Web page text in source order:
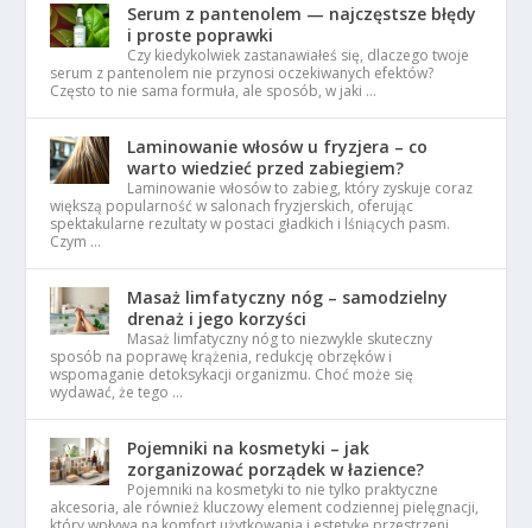
Serum z pantenolem — najczęstsze błędy
i proste poprawki
Czy kiedykolwiek zastanawiałeś się, dlaczego twoje
serum z pantenolem nie przynosi oczekiwanych efektów?
Często to nie sama formuła, ale sposób, w jaki …
Laminowanie włosów u fryzjera – co
warto wiedzieć przed zabiegiem?
Laminowanie włosów to zabieg, który zyskuje coraz
większą popularność w salonach fryzjerskich, oferując
spektakularne rezultaty w postaci gładkich i lśniących pasm.
Czym …
Masaż limfatyczny nóg – samodzielny
drenaż i jego korzyści
Masaż limfatyczny nóg to niezwykle skuteczny
sposób na poprawę krążenia, redukcję obrzęków i
wspomaganie detoksykacji organizmu. Choć może się
wydawać, że tego …
Pojemniki na kosmetyki – jak
zorganizować porządek w łazience?
Pojemniki na kosmetyki to nie tylko praktyczne
akcesoria, ale również kluczowy element codziennej pielęgnacji,